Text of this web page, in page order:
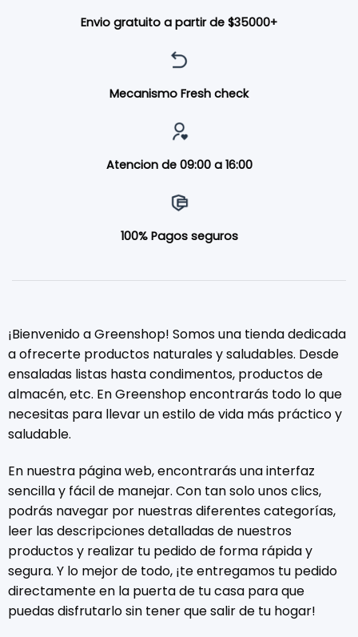
Envio gratuito a partir de $35000+
Mecanismo Fresh check
Atencion de 09:00 a 16:00
100% Pagos seguros
¡Bienvenido a Greenshop! Somos una tienda dedicada
a ofrecerte productos naturales y saludables. Desde
ensaladas listas hasta condimentos, productos de
almacén, etc. En Greenshop encontrarás todo lo que
necesitas para llevar un estilo de vida más práctico y
saludable.
En nuestra página web, encontrarás una interfaz
sencilla y fácil de manejar. Con tan solo unos clics,
podrás navegar por nuestras diferentes categorías,
leer las descripciones detalladas de nuestros
productos y realizar tu pedido de forma rápida y
segura. Y lo mejor de todo, ¡te entregamos tu pedido
directamente en la puerta de tu casa para que
puedas disfrutarlo sin tener que salir de tu hogar!